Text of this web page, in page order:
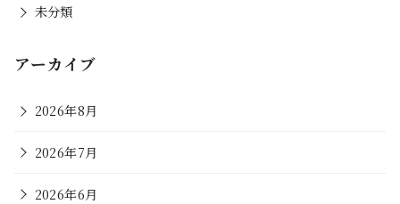
未分類
アーカイブ
2026年8月
2026年7月
2026年6月